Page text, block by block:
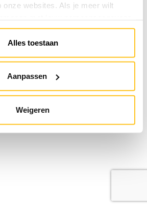
onze websites. Als je meer wilt
. Je kunt de cookie
aanpassen via de link onderaan
Alles toestaan
Aanpassen
Weigeren